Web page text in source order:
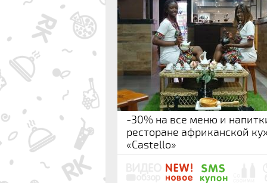
-30% на все меню и
ресторане африканской
«Castello»